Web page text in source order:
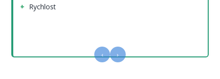
Rychlost
‹ ›